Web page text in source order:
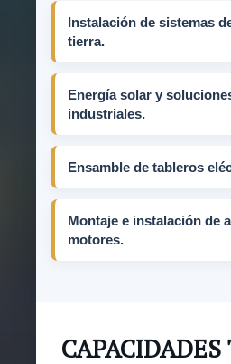
Instalación de sistemas
tierra.
Energía solar y
industriales.
Ensamble de tableros
Montaje e instalación de
motores.